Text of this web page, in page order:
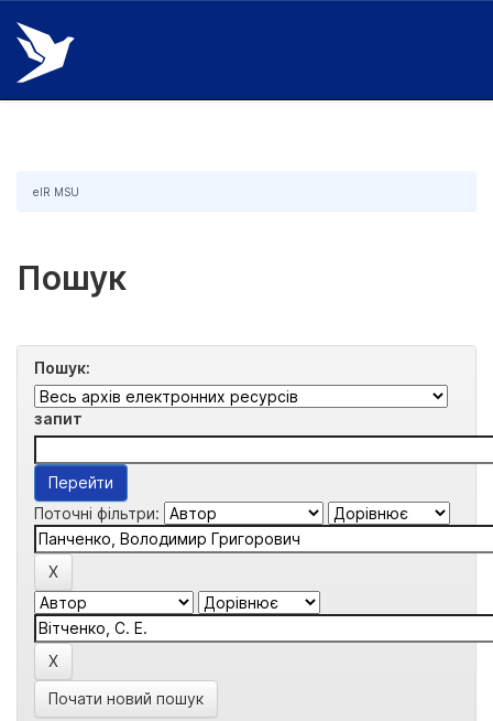
Skip
navigation
eIR MSU
Пошук
Пошук:
запит
Поточні фільтри:
Почати новий пошук